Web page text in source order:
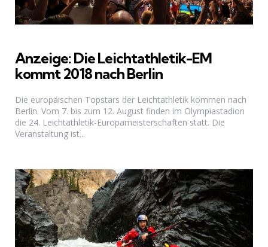
Anzeige: Die Leichtathletik-EM
kommt 2018 nach Berlin
Die europäischen Topstars der Leichtathletik kommen nach
Berlin. Vom 7. bis zum 12. August finden im Olympiastadion
die 24. Leichtathletik-Europameisterschaften statt. Die
Veranstaltung ist...